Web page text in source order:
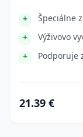
Špeciálne
Výživovo
Podporuje
21.39 €